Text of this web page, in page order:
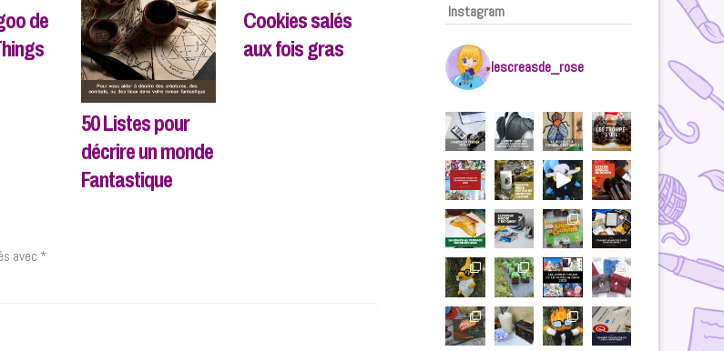
de
50 Listes pour
décrire un monde
Fantastique
Cookies salés
aux fois gras
avec *
Instagram
lescreasde_rose